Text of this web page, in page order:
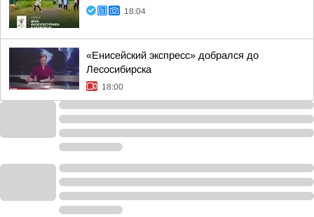
18:04
«Енисейский экспресс» добрался до
Лесосибирска
18:00